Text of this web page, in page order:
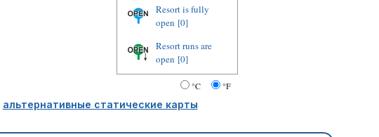
Resort is fully
open [0]
Resort runs are
open [0]
°C °F
альтернативные статические карты